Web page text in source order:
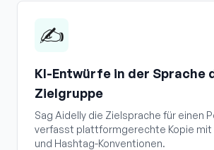
✍️
KI-Entwürfe in der Sprache
Zielgruppe
Sag Aidelly die Zielsprache für einen
verfasst plattformgerechte Kopie mit
und Hashtag-Konventionen.